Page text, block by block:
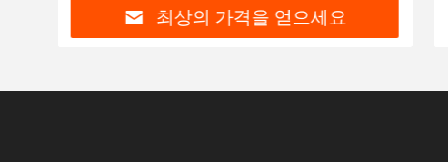
최상의 가격을 얻으세요